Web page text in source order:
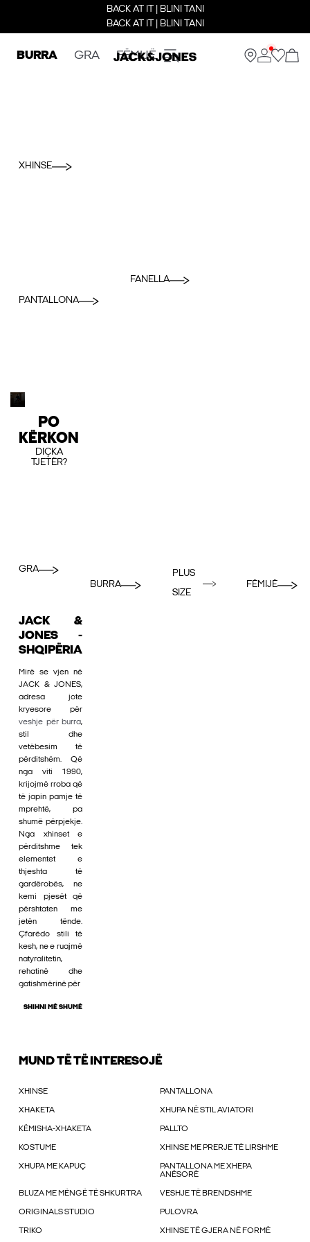
BACK AT IT | BLINI TANI
BACK AT IT | BLINI TANI
BURRA GRA FËMIJË
XHINSE
PANTALLONA
FANELLA
PO
KËRKON
DIÇKA
TJETËR?
GRA
BURRA
PLUS
SIZE
FËMIJË
JACK &
JONES -
SHQIPËRIA
Mirë se vjen në
JACK & JONES,
adresa jote
kryesore për
veshje për burra,
stil dhe
vetëbesim të
përditshëm. Që
nga viti 1990,
krijojmë rroba që
të japin pamje të
mprehtë, pa
shumë përpjekje.
Nga xhinset e
përditshme tek
elementet e
thjeshta të
gardërobës, ne
kemi pjesët që
përshtaten me
jetën tënde.
Çfarëdo stili të
kesh, ne e ruajmë
natyralitetin,
rehatinë dhe
gatishmërinë për
SHIHNI MË SHUMË
MUND TË TË INTERESOJË
XHINSE PANTALLONA
XHAKETA XHUPA NË STIL AVIATORI
KËMISHA-XHAKETA PALLTO
KOSTUME XHINSE ME PRERJE TË LIRSHME
XHUPA ME KAPUÇ
PANTALLONA ME XHEPA
ANËSORË
BLUZA ME MËNGË TË SHKURTRA VESHJE TË BRENDSHME
ORIGINALS STUDIO PULOVRA
TRIKO XHINSE TË GJERA NË FORMË